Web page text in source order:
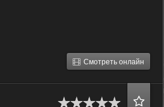
Смотреть онлайн